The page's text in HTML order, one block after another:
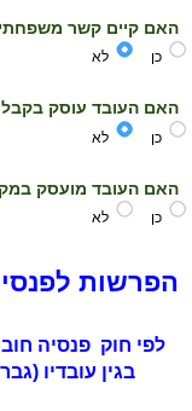
האם קיים קשר
כן לא
האם העובד עוסק
כן לא
האם העובד מועסק
כן לא
הפרשות